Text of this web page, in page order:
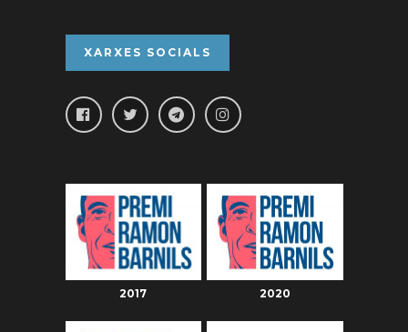
XARXES SOCIALS
2017 2020